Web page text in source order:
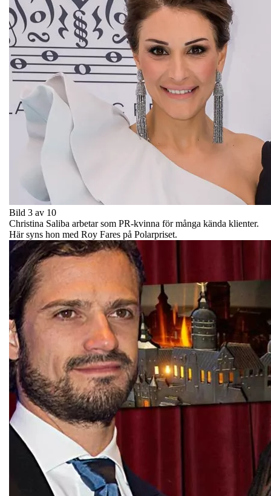
Bild 3 av 10
Christina Saliba arbetar som PR-kvinna för många kända klienter.
Här syns hon med Roy Fares på Polarpriset.